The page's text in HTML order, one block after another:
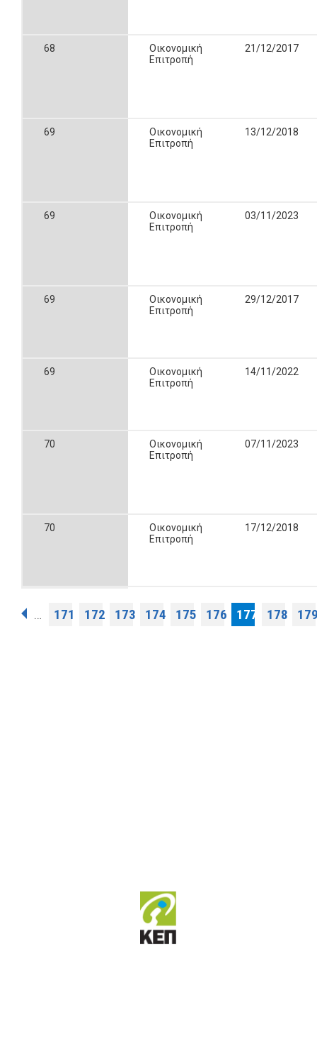
68
Οικονομική
Επιτροπή
21/12/2017
69
Οικονομική
Επιτροπή
13/12/2018
69
Οικονομική
Επιτροπή
03/11/2023
69
Οικονομική
Επιτροπή
29/12/2017
69
Οικονομική
Επιτροπή
14/11/2022
70
Οικονομική
Επιτροπή
07/11/2023
70
Οικονομική
Επιτροπή
17/12/2018
Pages
… 171 172 173 174 175 176 177 178